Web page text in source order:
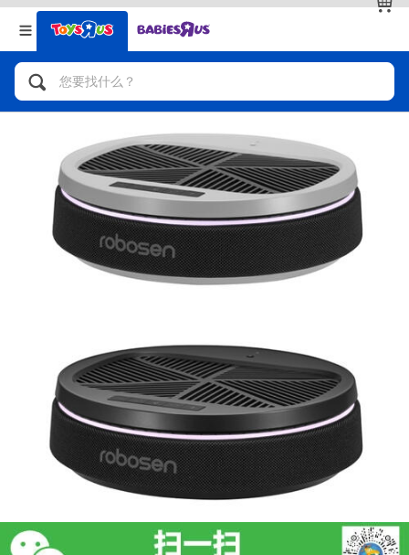
返回
分类目录
人气英雄，角色扮演，射击玩具
自行车，滑板车，骑乘车
拼砌组合及乐高LEGO
玩具车，货车，火车及遥控系列
娃娃，芭比，收藏公仔
电子玩具
游戏及拼图系列
益智学习玩具
返回
品牌
查看全部